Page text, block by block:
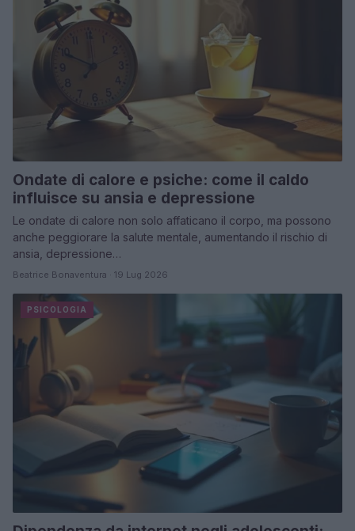
Ondate di calore e psiche: come il caldo
influisce su ansia e depressione
Le ondate di calore non solo affaticano il corpo, ma possono
anche peggiorare la salute mentale, aumentando il rischio di
ansia, depressione…
Beatrice Bonaventura · 19 Lug 2026
PSICOLOGIA